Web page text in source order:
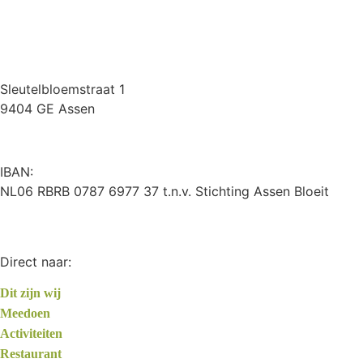
Sleutelbloemstraat 1
9404 GE Assen
IBAN:
NL06 RBRB 0787 6977 37 t.n.v. Stichting Assen Bloeit
Direct naar:
Dit zijn wij
Meedoen
Activiteiten
Restaurant